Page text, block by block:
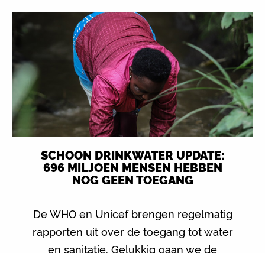
SCHOON DRINKWATER UPDATE:
696 MILJOEN MENSEN HEBBEN
NOG GEEN TOEGANG
De WHO en Unicef brengen regelmatig
rapporten uit over de toegang tot water
en sanitatie. Gelukkig gaan we de